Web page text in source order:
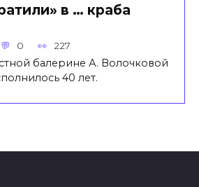
в … краба
0 227
балерине А. Волочковой
40 лет.